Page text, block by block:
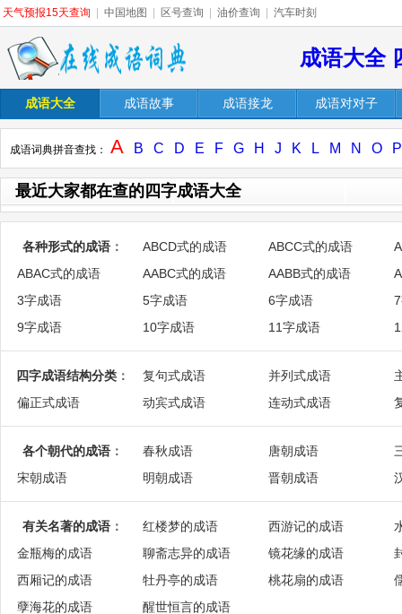
天气预报15天查询 中国地图 区号查询 油价查询 汽车时刻
成语大全
成语大全 成语故事 成语接龙 成语对对子
成语词典拼音查找： A B C D E F G H J K L M N O P
最近大家都在查的四字成语大全
各种形式的成语 ： ABCD式的成语 ABCC式的成语
ABAC式的成语
AABC式的成语 AABB式的成语
3字成语
5字成语 6字成语
9字成语
10字成语 11字成语
四字成语结构分类 ： 复句式成语 并列式成语
偏正式成语
动宾式成语 连动式成语
各个朝代的成语 ： 春秋成语 唐朝成语
宋朝成语
明朝成语 晋朝成语
有关名著的成语 ： 红楼梦的成语 西游记的成语
金瓶梅的成语
聊斋志异的成语 镜花缘的成语
西厢记的成语
牡丹亭的成语 桃花扇的成语
孽海花的成语
醒世恒言的成语